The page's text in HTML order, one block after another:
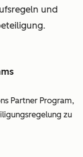
und
Partner Program,
zu